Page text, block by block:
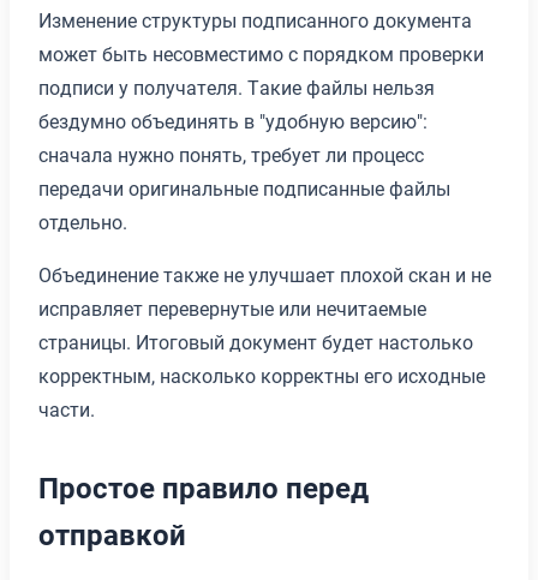
Изменение структуры подписанного документа
может быть несовместимо с порядком проверки
подписи у получателя. Такие файлы нельзя
бездумно объединять в "удобную версию":
сначала нужно понять, требует ли процесс
передачи оригинальные подписанные файлы
отдельно.
Объединение также не улучшает плохой скан и не
исправляет перевернутые или нечитаемые
страницы. Итоговый документ будет настолько
корректным, насколько корректны его исходные
части.
Простое правило перед
отправкой